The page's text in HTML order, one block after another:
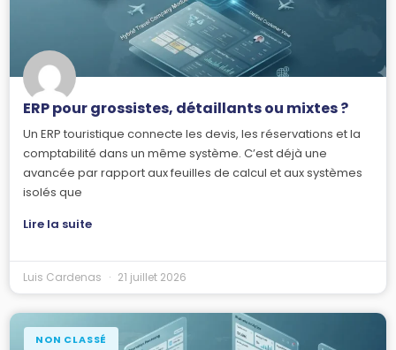
ERP pour grossistes, détaillants ou mixtes ?
Un ERP touristique connecte les devis, les réservations et la
comptabilité dans un même système. C’est déjà une
avancée par rapport aux feuilles de calcul et aux systèmes
isolés que
Lire la suite
Luis Cardenas 21 juillet 2026
NON CLASSÉ